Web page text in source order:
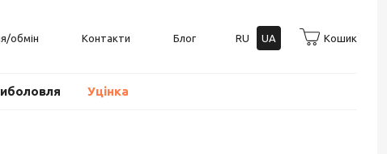
обмін Контакти Блог RU UA Кошик
Уцінка